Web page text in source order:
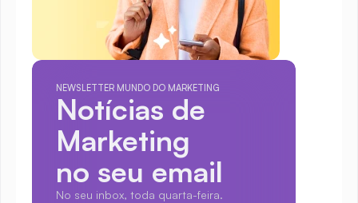
NEWSLETTER MUNDO DO MARKETING
Notícias de
Marketing
no seu email
No seu inbox, toda quarta-feira.